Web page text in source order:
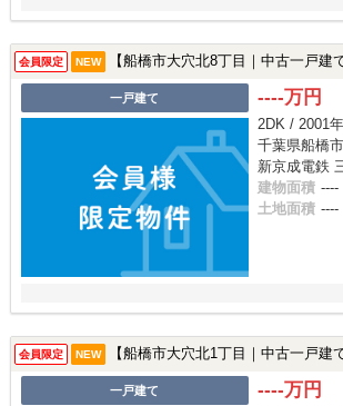
会員限定 NEW 【船橋市大穴北8丁目｜中古一戸建
一戸建て ----万円
2DK / 2001年
千葉県船橋
新京成電鉄
建物面積 ----
土地面積 ----
会員限定 NEW 【船橋市大穴北1丁目｜中古一戸建
一戸建て ----万円